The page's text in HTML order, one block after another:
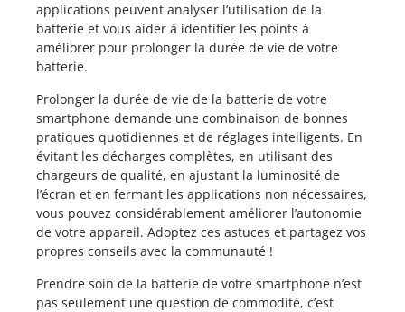
applications peuvent analyser l’utilisation de la
batterie et vous aider à identifier les points à
améliorer pour prolonger la durée de vie de votre
batterie.
Prolonger la durée de vie de la batterie de votre
smartphone demande une combinaison de bonnes
pratiques quotidiennes et de réglages intelligents. En
évitant les décharges complètes, en utilisant des
chargeurs de qualité, en ajustant la luminosité de
l’écran et en fermant les applications non nécessaires,
vous pouvez considérablement améliorer l’autonomie
de votre appareil. Adoptez ces astuces et partagez vos
propres conseils avec la communauté !
Prendre soin de la batterie de votre smartphone n’est
pas seulement une question de commodité, c’est